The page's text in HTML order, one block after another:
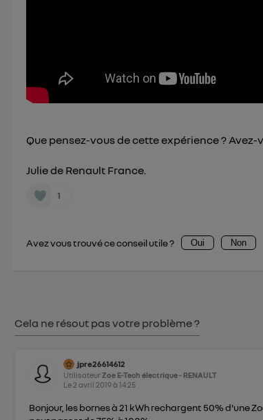
Que pensez-vous de cette expérience ?
Julie de Renault France.
1
Avez vous trouvé ce conseil utile ? Oui Non
Cela ne résout pas votre problème ?
jpre26614612
UtilisateurZoe E-Tech électrique - RENAULT
Le 2 avril 2019à14:25
Bonjour, les bornes à 21 kWh rechargent 50% d'une